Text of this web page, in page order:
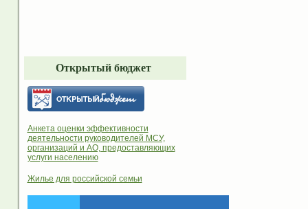
Открытый бюджет
Анкета оценки эффективности
деятельности руководителей МСУ,
организаций и АО, предоставляющих
услуги населению
Жилье для российской семьи